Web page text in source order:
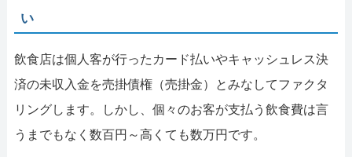
い
飲食店は個人客が行ったカード払いやキャッシュレス決
済の未収入金を売掛債権（売掛金）とみなしてファクタ
リングします。しかし、個々のお客が支払う飲食費は言
うまでもなく数百円～高くても数万円です。